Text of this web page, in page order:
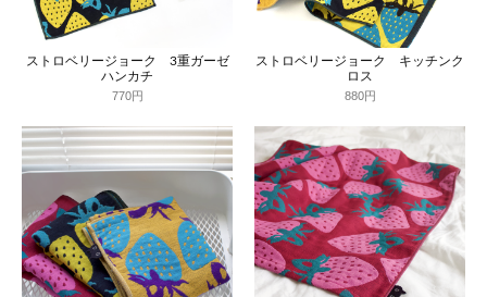
ストロベリージョーク 3重ガーゼ
ハンカチ
770円
ストロベリージョーク キッチンク
ロス
880円